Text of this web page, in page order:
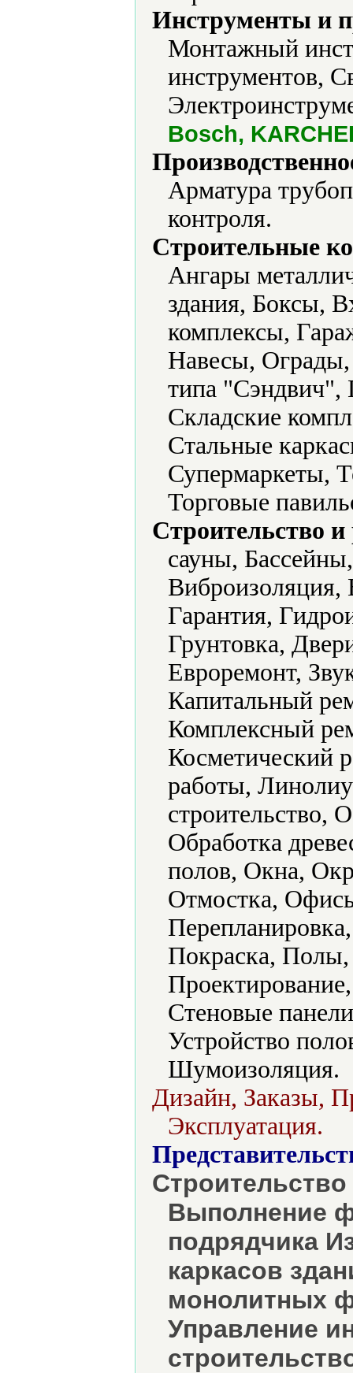
Инструменты и
Монтажный
инструментов,
Bosch,
Арматура
контроля.
Строительные
Ангары
здания, Боксы,
комплексы,
Навесы,
типа "Сэндвич",
Складские
Стальные
Супермаркеты,
Торговые
Строительство
сауны,
Виброизоляция,
Гарантия,
Грунтовка,
Евроремонт,
Капитальный
Комплексный
Косметический
работы,
строительство,
Обработка
полов, Окна,
Отмостка,
Покраска,
Стеновые
Устройство
Шумоизоляция.
Дизайн, Заказы,
Эксплуатация.
Выполнение
подрядчика
каркасов
монолитных
Управление